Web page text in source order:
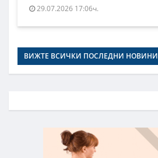
29.07.2026 17:06ч.
ВИЖТЕ ВСИЧКИ ПОСЛЕДНИ НОВИНИ